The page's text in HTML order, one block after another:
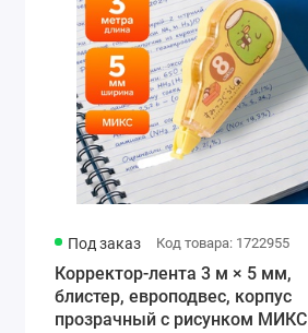
Под заказ Код товара: 1722955
Корректор-лента 3 м × 5 мм,
блистер, европодвес, корпус
прозрачный с рисунком МИКС